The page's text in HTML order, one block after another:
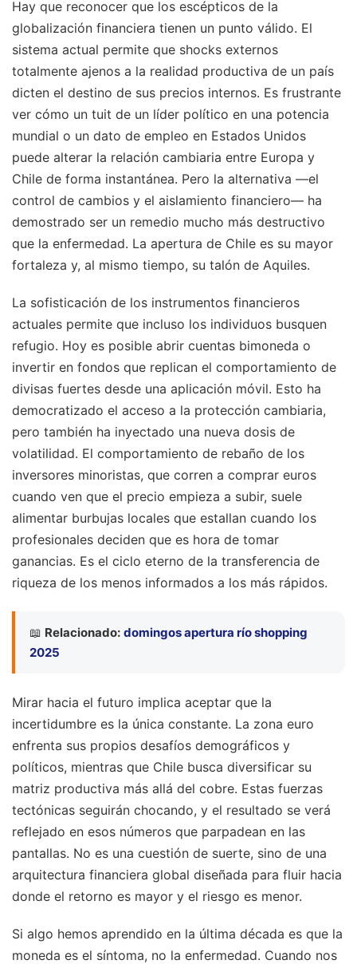
Hay que reconocer que los escépticos de la
globalización financiera tienen un punto válido. El
sistema actual permite que shocks externos
totalmente ajenos a la realidad productiva de un país
dicten el destino de sus precios internos. Es frustrante
ver cómo un tuit de un líder político en una potencia
mundial o un dato de empleo en Estados Unidos
puede alterar la relación cambiaria entre Europa y
Chile de forma instantánea. Pero la alternativa —el
control de cambios y el aislamiento financiero— ha
demostrado ser un remedio mucho más destructivo
que la enfermedad. La apertura de Chile es su mayor
fortaleza y, al mismo tiempo, su talón de Aquiles.
La sofisticación de los instrumentos financieros
actuales permite que incluso los individuos busquen
refugio. Hoy es posible abrir cuentas bimoneda o
invertir en fondos que replican el comportamiento de
divisas fuertes desde una aplicación móvil. Esto ha
democratizado el acceso a la protección cambiaria,
pero también ha inyectado una nueva dosis de
volatilidad. El comportamiento de rebaño de los
inversores minoristas, que corren a comprar euros
cuando ven que el precio empieza a subir, suele
alimentar burbujas locales que estallan cuando los
profesionales deciden que es hora de tomar
ganancias. Es el ciclo eterno de la transferencia de
riqueza de los menos informados a los más rápidos.
📖 Relacionado: domingos apertura río shopping
2025
Mirar hacia el futuro implica aceptar que la
incertidumbre es la única constante. La zona euro
enfrenta sus propios desafíos demográficos y
políticos, mientras que Chile busca diversificar su
matriz productiva más allá del cobre. Estas fuerzas
tectónicas seguirán chocando, y el resultado se verá
reflejado en esos números que parpadean en las
pantallas. No es una cuestión de suerte, sino de una
arquitectura financiera global diseñada para fluir hacia
donde el retorno es mayor y el riesgo es menor.
Si algo hemos aprendido en la última década es que la
moneda es el síntoma, no la enfermedad. Cuando nos